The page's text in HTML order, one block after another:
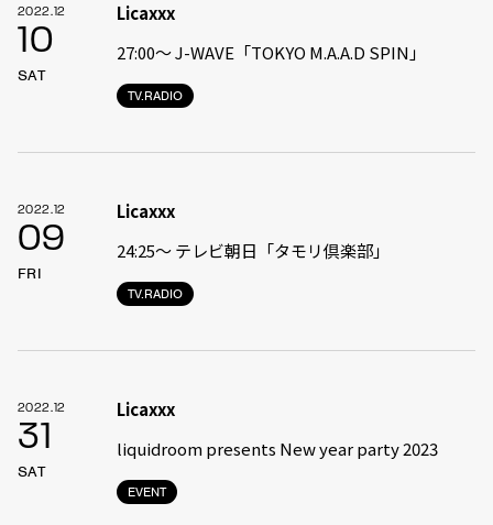
2022.12
10
SAT
TV.RADIO
Licaxxx
27:00〜 J-WAVE「TOKYO M.A.A.D SPIN」
2022.12
09
FRI
TV.RADIO
Licaxxx
24:25〜 テレビ朝日「タモリ倶楽部」
2022.12
31
SAT
EVENT
Licaxxx
liquidroom presents New year party 2023